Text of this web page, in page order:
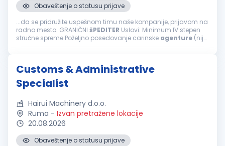
Obaveštenje o statusu prijave
...da se pridružite uspešnom timu naše kompanije, prijavom na
radno mesto: GRANIČNI šPEDITER Uslovi: Minimum IV stepen
stručne spreme Poželjno posedovanje carinske agenture (nije
Customs & Administrative
Specialist
Hairui Machinery d.o.o.
Ruma - Izvan pretražene lokacije
20.08.2026
Obaveštenje o statusu prijave